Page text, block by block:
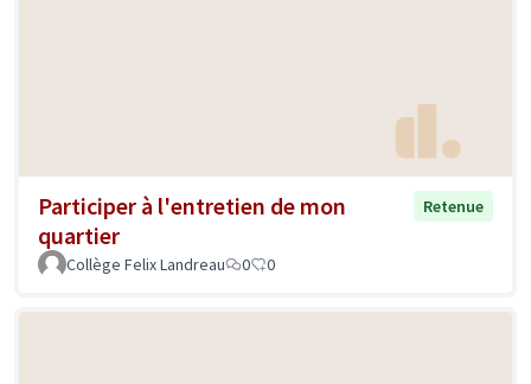
Participer à l'entretien de mon
quartier
Retenue
Collège Felix Landreau 0 0